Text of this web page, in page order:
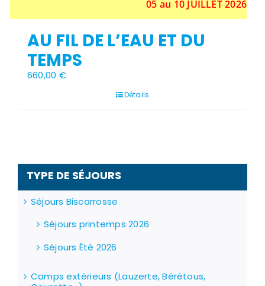
05 au 10 JUILLET 2026
AU FIL DE L’EAU ET DU
TEMPS
660,00 €
Détails
TYPE DE SÉJOURS
Séjours Biscarrosse
Séjours printemps 2026
Séjours Été 2026
Camps extérieurs (Lauzerte, Bérétous,